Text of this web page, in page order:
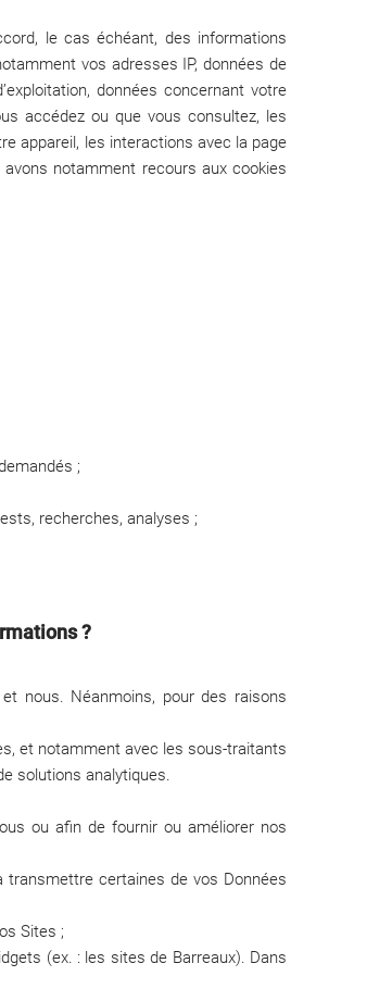
le cas échéant, des informations
vos adresses IP, données de
données concernant votre
accédez ou que vous consultez, les
appareil, les interactions avec la page
notamment recours aux cookies
;
recherches, analyses ;
?
nous. Néanmoins, pour des raisons
et notamment avec les sous-traitants
solutions analytiques.
ou afin de fournir ou améliorer nos
transmettre certaines de vos Données
Sites ;
(ex. : les sites de Barreaux). Dans